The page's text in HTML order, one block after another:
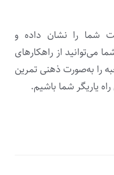
شما را نشان داده و
از راهکارهای
را به‌صورت ذهنی تمرین
یاریگر شما باشیم.